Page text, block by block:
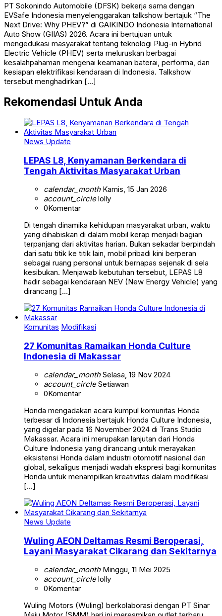
PT Sokonindo Automobile (DFSK) bekerja sama dengan
EVSafe Indonesia menyelenggarakan talkshow bertajuk “The
Next Drive: Why PHEV?” di GAIKINDO Indonesia International
Auto Show (GIIAS) 2026. Acara ini bertujuan untuk
mengedukasi masyarakat tentang teknologi Plug-in Hybrid
Electric Vehicle (PHEV) serta meluruskan berbagai
kesalahpahaman mengenai keamanan baterai, performa, dan
kesiapan elektrifikasi kendaraan di Indonesia. Talkshow
tersebut menghadirkan […]
Rekomendasi Untuk Anda
News Update
LEPAS L8, Kenyamanan Berkendara di
Tengah Aktivitas Masyarakat Urban
calendar_monthKamis, 15 Jan 2026
account_circlelolly
0Komentar
Di tengah dinamika kehidupan masyarakat urban, waktu
yang dihabiskan di dalam mobil kerap menjadi bagian
terpanjang dari aktivitas harian. Bukan sekadar berpindah
dari satu titik ke titik lain, mobil pribadi kini berperan
sebagai ruang personal untuk bernapas sejenak di sela
kesibukan. Menjawab kebutuhan tersebut, LEPAS L8
hadir sebagai kendaraan NEV (New Energy Vehicle) yang
dirancang […]
Komunitas Modifikasi
27 Komunitas Ramaikan Honda Culture
Indonesia di Makassar
calendar_monthSelasa, 19 Nov 2024
account_circleSetiawan
0Komentar
Honda mengadakan acara kumpul komunitas Honda
terbesar di Indonesia bertajuk Honda Culture Indonesia,
yang digelar pada 16 November 2024 di Trans Studio
Makassar. Acara ini merupakan lanjutan dari Honda
Culture Indonesia yang dirancang untuk merayakan
eksistensi Honda dalam industri otomotif nasional dan
global, sekaligus menjadi wadah ekspresi bagi komunitas
Honda untuk menampilkan kreativitas dalam modifikasi
[…]
News Update
Wuling AEON Deltamas Resmi Beroperasi,
Layani Masyarakat Cikarang dan Sekitarnya
calendar_monthMinggu, 11 Mei 2025
account_circlelolly
0Komentar
Wuling Motors (Wuling) berkolaborasi dengan PT Sinar